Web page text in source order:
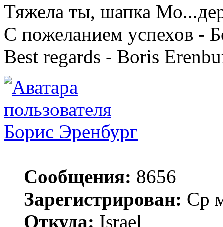
Тяжела ты, шапка
С пожеланием успехов -
Best regards - Boris
Борис Эренбург
Сообщения: 8656
Зарегистрирован: Ср
Откуда: Israel